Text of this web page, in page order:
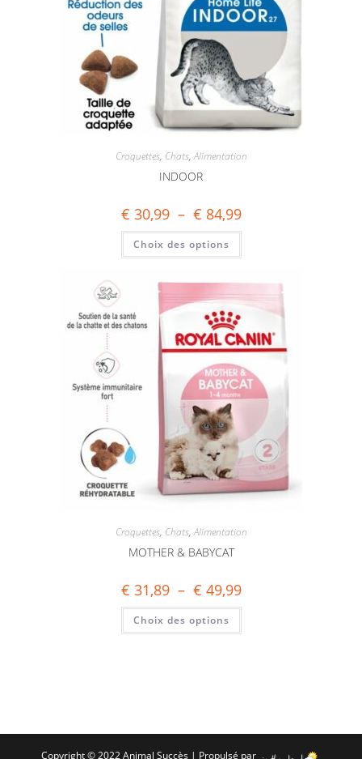
Croquettes, Chats,Alimentation
INDOOR
€ 30,99 – € 84,99
Choix des options
Croquettes, Chats,Alimentation
MOTHER & BABYCAT
€ 31,89 – € 49,99
Choix des options
Copyright © 2022 Animal Succès | Propulsé par